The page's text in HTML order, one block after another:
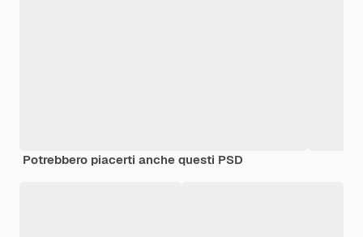
Potrebbero piacerti anche questi PSD